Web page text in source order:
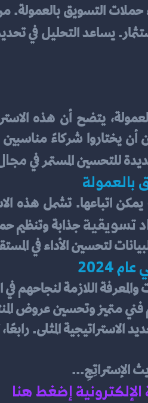
يساعد التحليل في
للتحسين المستمر في
بالعمولة
تسويقية
لتحسين الأداء في
2024
اللازمة لنجاحهم
متميز وتحسين عروض
الإستراتِجِ...
الإلكترونية إضغط هنا